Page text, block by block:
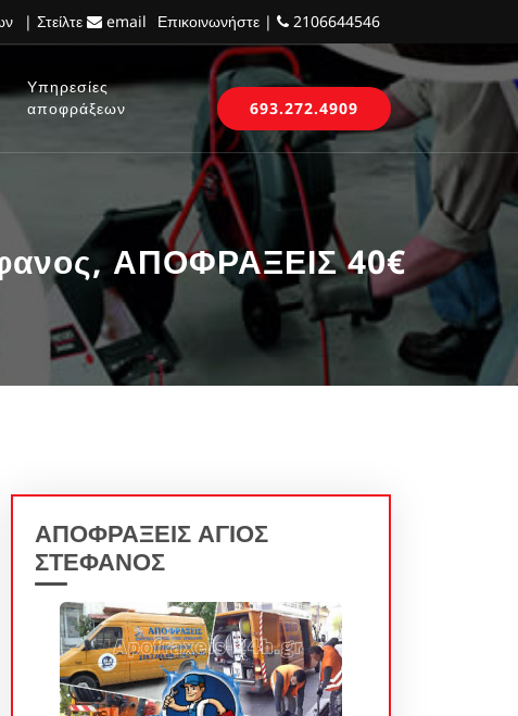
| Στείλτε email Επικοινωνήστε | 2106644546
Υπηρεσίες
αποφράξεων
693.272.4909
ΑΠΟΦΡΑΞΕΙΣ 40€
ΑΠΟΦΡΑΞΕΙΣ ΑΓΙΟΣ
ΣΤΕΦΑΝΟΣ